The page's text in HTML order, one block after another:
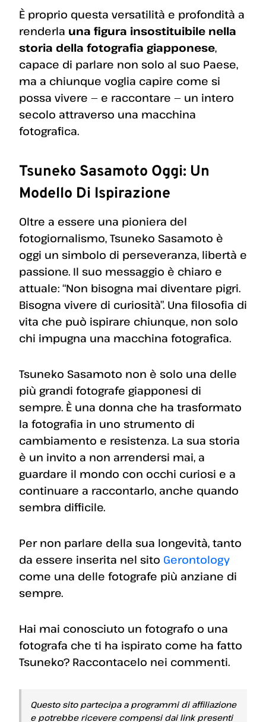
È proprio questa versatilità e profondità a
renderla una figura insostituibile nella
storia della fotografia giapponese,
capace di parlare non solo al suo Paese,
ma a chiunque voglia capire come si
possa vivere — e raccontare — un intero
secolo attraverso una macchina
fotografica.
Tsuneko Sasamoto Oggi: Un
Modello Di Ispirazione
Oltre a essere una pioniera del
fotogiornalismo, Tsuneko Sasamoto è
oggi un simbolo di perseveranza, libertà e
passione. Il suo messaggio è chiaro e
attuale: “Non bisogna mai diventare pigri.
Bisogna vivere di curiosità”. Una filosofia di
vita che può ispirare chiunque, non solo
chi impugna una macchina fotografica.
Tsuneko Sasamoto non è solo una delle
più grandi fotografe giapponesi di
sempre. È una donna che ha trasformato
la fotografia in uno strumento di
cambiamento e resistenza. La sua storia
è un invito a non arrendersi mai, a
guardare il mondo con occhi curiosi e a
continuare a raccontarlo, anche quando
sembra difficile.
Per non parlare della sua longevità, tanto
da essere inserita nel sito Gerontology
come una delle fotografe più anziane di
sempre.
Hai mai conosciuto un fotografo o una
fotografa che ti ha ispirato come ha fatto
Tsuneko? Raccontacelo nei commenti.
Questo sito partecipa a programmi di affiliazione
e potrebbe ricevere compensi dai link presenti